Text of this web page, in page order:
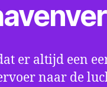
er altijd een
naar de